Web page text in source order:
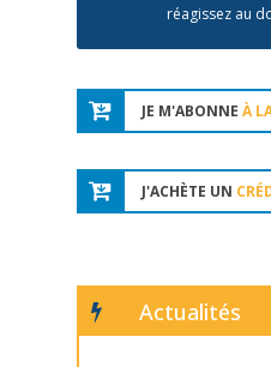
réagissez au
JE M'ABONNE À
J'ACHÈTE UN
Actualités